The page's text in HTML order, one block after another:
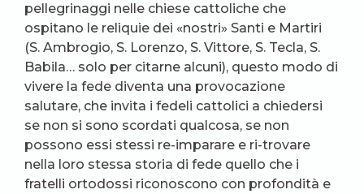
pellegrinaggi nelle chiese cattoliche che
ospitano le reliquie dei «nostri» Santi e Martiri
(S. Ambrogio, S. Lorenzo, S. Vittore, S. Tecla, S.
Babila… solo per citarne alcuni), questo modo di
vivere la fede diventa una provocazione
salutare, che invita i fedeli cattolici a chiedersi
se non si sono scordati qualcosa, se non
possono essi stessi re-imparare e ri-trovare
nella loro stessa storia di fede quello che i
fratelli ortodossi riconoscono con profondità e